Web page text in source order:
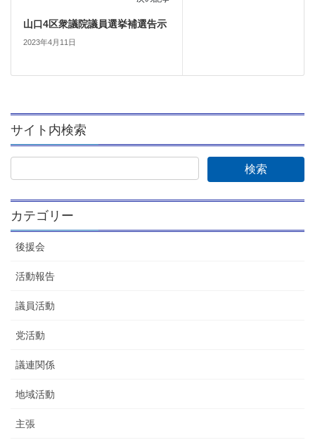
山口4区衆議院議員選挙補選告示
2023年4月11日
サイト内検索
カテゴリー
後援会
活動報告
議員活動
党活動
議連関係
地域活動
主張